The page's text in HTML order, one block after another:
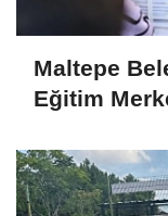
Maltepe
Eğitim